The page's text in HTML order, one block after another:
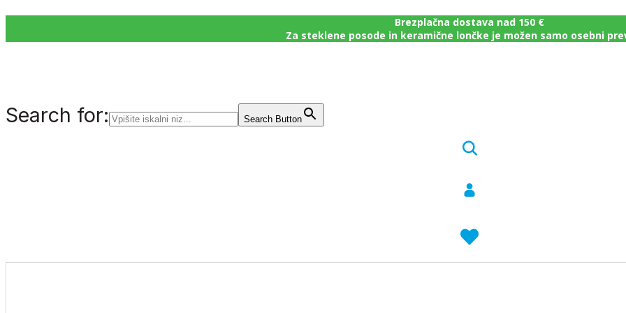
Brezplačna dostava nad 150 €
Za steklene posode in keramične lončke je možen samo osebni
Search for: Search Button